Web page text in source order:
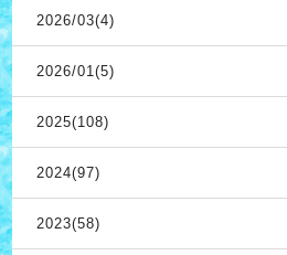
2026/03(4)
2026/01(5)
2025(108)
2024(97)
2023(58)